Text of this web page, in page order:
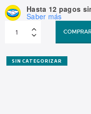
Hasta 12 pagos
Saber más
Reparación
De
Cero
SIN CATEGORIZAR